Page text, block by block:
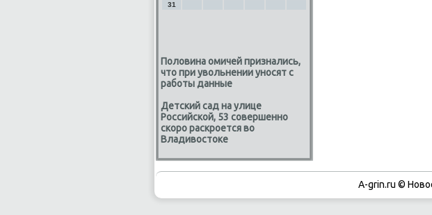
31
Половина омичей признались,
что при увольнении уносят с
работы данные
Детский сад на улице
Российской, 53 совершенно
скоро раскроется во
Владивостоке
A-grin.ru ©